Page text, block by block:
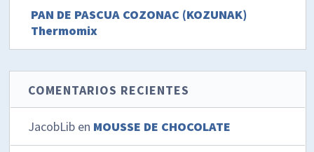
PAN DE PASCUA COZONAC (KOZUNAK)
Thermomix
COMENTARIOS RECIENTES
JacobLib en MOUSSE DE CHOCOLATE